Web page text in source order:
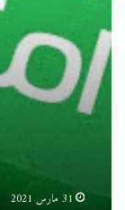
31 مارس 2021